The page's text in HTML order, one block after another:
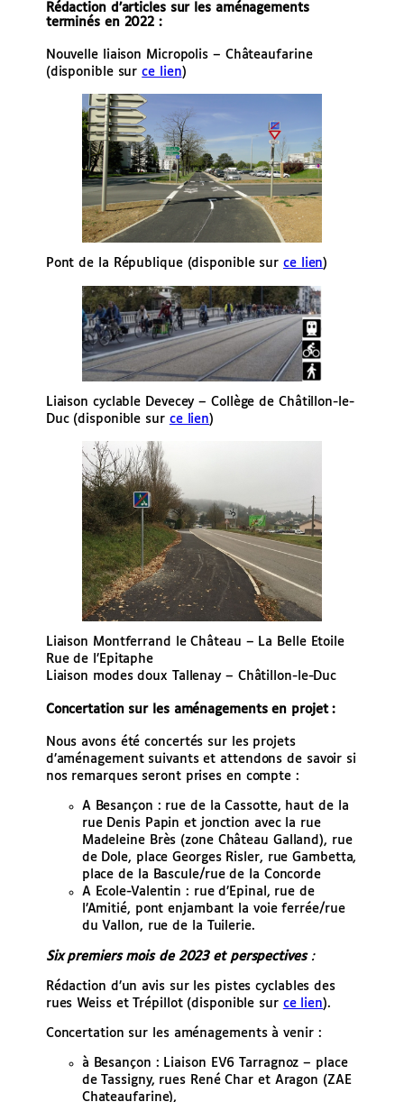
Rédaction d’articles sur les aménagements
terminés en 2022 :
Nouvelle liaison Micropolis – Châteaufarine
(disponible surce lien)
Pont de la République (disponible sur ce lien)
Liaison cyclable Devecey – Collège de Châtillon-le-
Duc (disponible sur ce lien)
Liaison Montferrand le Château – La Belle Etoile
Rue de l’Epitaphe
Liaison modes doux Tallenay – Châtillon-le-Duc
Concertation sur les aménagements en projet :
Nous avons été concertés sur les projets
d’aménagement suivants et attendons de savoir si
nos remarques seront prises en compte :
A Besançon : rue de la Cassotte, haut de la
rue Denis Papin et jonction avec la rue
Madeleine Brès (zone Château Galland), rue
de Dole, place Georges Risler, rue Gambetta,
place de la Bascule/rue de la Concorde
A Ecole-Valentin : rue d’Epinal, rue de
l’Amitié, pont enjambant la voie ferrée/rue
du Vallon, rue de la Tuilerie.
Six premiers mois de 2023 et perspectives:
Rédaction d’un avis sur les pistes cyclables des
rues Weiss et Trépillot (disponible sur ce lien).
Concertation sur les aménagements à venir :
à Besançon : Liaison EV6 Tarragnoz – place
de Tassigny, rues René Char et Aragon (ZAE
Chateaufarine),